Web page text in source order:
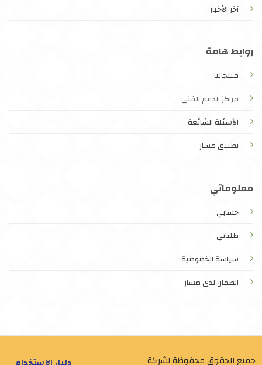
آخر الأخبار
روابط هامة
منتجاتنا
مراكز الدعم الفني
الأسئلة الشائعة
تطبيق مسار
معلوماتي
حسابي
طلباتي
سياسة الخصوصية
الضمان لدى مسار
جميع الحقوق محفوظة لشركة